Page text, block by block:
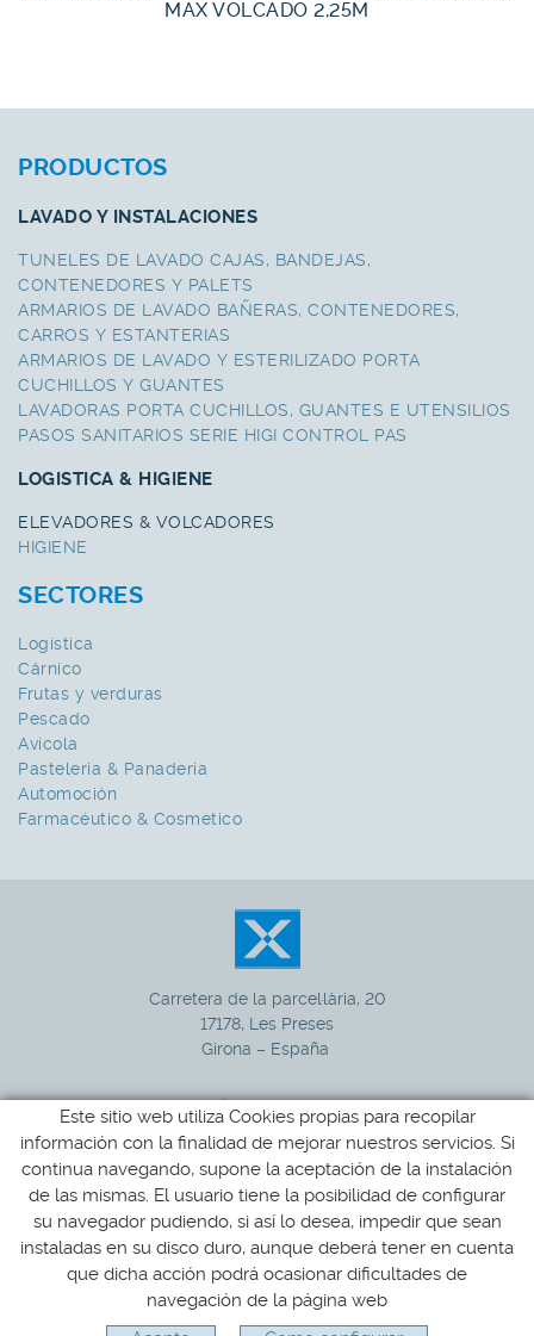
MAX VOLCADO 2,25M
PRODUCTOS
LAVADO Y INSTALACIONES
TUNELES DE LAVADO CAJAS, BANDEJAS,
CONTENEDORES Y PALETS
ARMARIOS DE LAVADO BAÑERAS, CONTENEDORES,
CARROS Y ESTANTERIAS
ARMARIOS DE LAVADO Y ESTERILIZADO PORTA
CUCHILLOS Y GUANTES
LAVADORAS PORTA CUCHILLOS, GUANTES E UTENSILIOS
PASOS SANITARIOS SERIE HIGI CONTROL PAS
LOGISTICA & HIGIENE
ELEVADORES & VOLCADORES
HIGIENE
SECTORES
Logística
Cárnico
Frutas y verduras
Pescado
Avícola
Pasteleria & Panaderia
Automoción
Farmacéutico & Cosmetico
Carretera de la parcel·lària, 20
17178, Les Preses
Girona – España
+34972 265 100
xucla@xucla.es
Política de cookies Aviso legal Condiciones de uso
Este sitio web utiliza Cookies propias para recopilar
información con la finalidad de mejorar nuestros servicios. Si
continua navegando, supone la aceptación de la instalación
de las mismas. El usuario tiene la posibilidad de configurar
su navegador pudiendo, si así lo desea, impedir que sean
instaladas en su disco duro, aunque deberá tener en cuenta
que dicha acción podrá ocasionar dificultades de
navegación de la página web